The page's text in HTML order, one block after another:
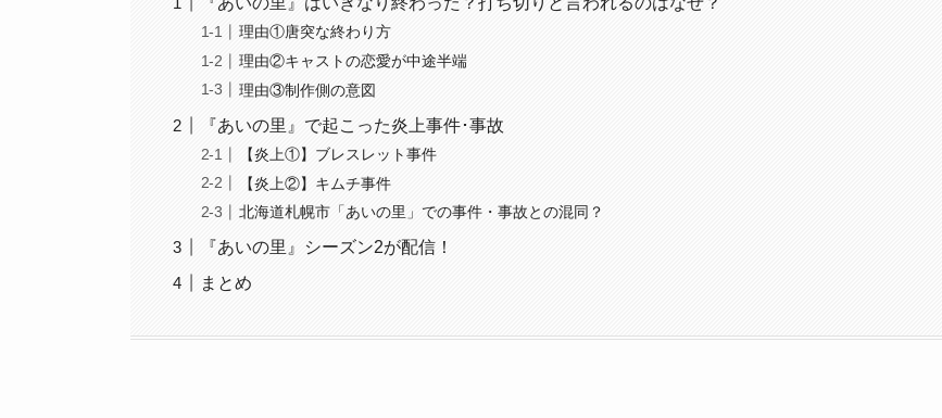
理由①唐突な終わり方
理由②キャストの恋愛が中途半端
理由③制作側の意図
『あいの里』で起こった炎上事件･事故
【炎上①】ブレスレット事件
【炎上②】キムチ事件
北海道札幌市「あいの里」での事件・事故との混同？
『あいの里』シーズン2が配信！
まとめ